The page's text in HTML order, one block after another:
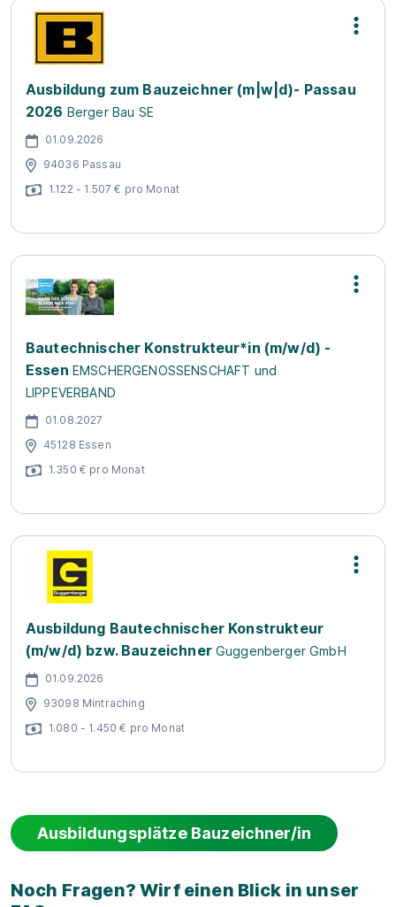
Ausbildung zum Bauzeichner (m|w|d)- Passau
2026 Berger Bau SE
01.09.2026
94036 Passau
1.122 - 1.507 € pro Monat
Bautechnischer Konstrukteur*in (m/w/d) -
Essen EMSCHERGENOSSENSCHAFT und
LIPPEVERBAND
01.08.2027
45128 Essen
1.350 € pro Monat
Ausbildung Bautechnischer Konstrukteur
(m/w/d) bzw. Bauzeichner Guggenberger GmbH
01.09.2026
93098 Mintraching
1.080 - 1.450 € pro Monat
Ausbildungsplätze Bauzeichner/in
Noch Fragen? Wirf einen Blick in unser